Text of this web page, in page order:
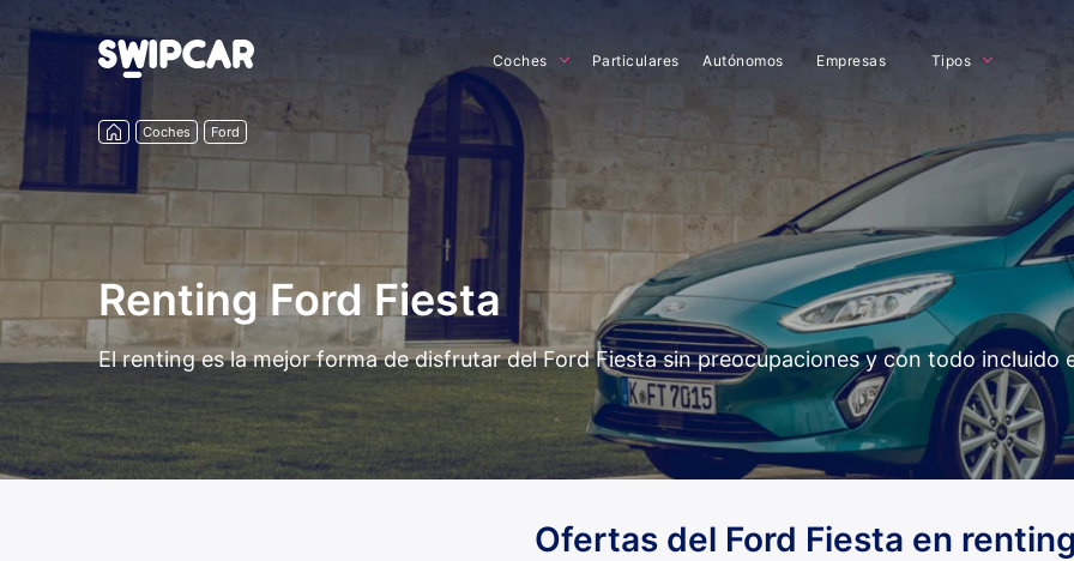
Coches Particulares Autónomos Empresas Tipos
Coches Ford
Renting Ford Fiesta
El renting es la mejor forma de disfrutar del Ford Fiesta sin preocupaciones y con todo incluido
Ofertas del Ford Fiesta en renting